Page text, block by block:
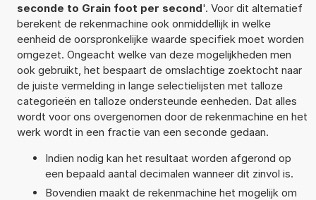
seconde to Grain foot per second'. Voor dit alternatief
berekent de rekenmachine ook onmiddellijk in welke
eenheid de oorspronkelijke waarde specifiek moet worden
omgezet. Ongeacht welke van deze mogelijkheden men
ook gebruikt, het bespaart de omslachtige zoektocht naar
de juiste vermelding in lange selectielijsten met talloze
categorieën en talloze ondersteunde eenheden. Dat alles
wordt voor ons overgenomen door de rekenmachine en het
werk wordt in een fractie van een seconde gedaan.
Indien nodig kan het resultaat worden afgerond op
een bepaald aantal decimalen wanneer dit zinvol is.
Bovendien maakt de rekenmachine het mogelijk om